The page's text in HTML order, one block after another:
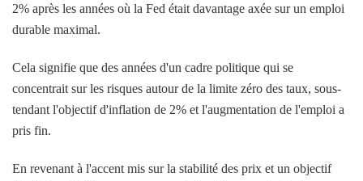
2% après les années où la Fed était davantage axée sur un emploi
durable maximal.
Cela signifie que des années d'un cadre politique qui se
concentrait sur les risques autour de la limite zéro des taux, sous-
tendant l'objectif d'inflation de 2% et l'augmentation de l'emploi a
pris fin.
En revenant à l'accent mis sur la stabilité des prix et un objectif